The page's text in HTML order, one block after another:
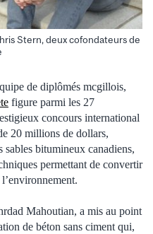
Stern, deux cofondateurs de
de diplômés mcgillois,
figure parmi les 27
concours international
20 millions de dollars,
sables bitumineux canadiens,
permettant de convertir
Mahoutian, a mis au point
de béton sans ciment qui,